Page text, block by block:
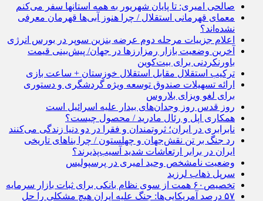
صالحی امیری: تا پایان شهریور به همه استانها سفر می‌کنم
معمای قهرمانی استقلال / چرا هنوز آبی‌ها قهرمان معرفی
نشده‌اند؟
اعلام جزییات مرحله دوم عرضه بنزین سوپر در بورس انرژی
آخرین وضعیت بازار رمزارزها در جهان/ پیش‌بینی قیمت
باورنکردنی برای بیت‌کوین
ترکیب استقلال مقابل استقلال خوزستان + ساعت بازی
ارائه تسهیلات صندوق توسعه ویژه گردشگری و دستوری
برای لغو ویزای بلاروس
روز قدس روز وجدان‌های بیدار علیه اسرائیل است
همکاری اپل و رئال مادرید / محصول چیست؟
نابرابری در ایران؛ ثروتمندان و فقرا در دو دنیا زندگی می‌کنند
رد جنگ بر تن نقش‌جهان و چهلستون / چرا بناهای تاریخی
ایران در برابر ارتعاشات شدید آسیب‌پذیرند؟
وضعیت نامشخص وحید امیری در پرسپولیس
سرپل ذهاب لرزید
تخصیص۶۰ همت از سوی نظام بانکی برای ثبات بازار سرمایه
۵۷ درصد آمریکایی‌ها: جنگ علیه ایران هیچ مشکلی را حل